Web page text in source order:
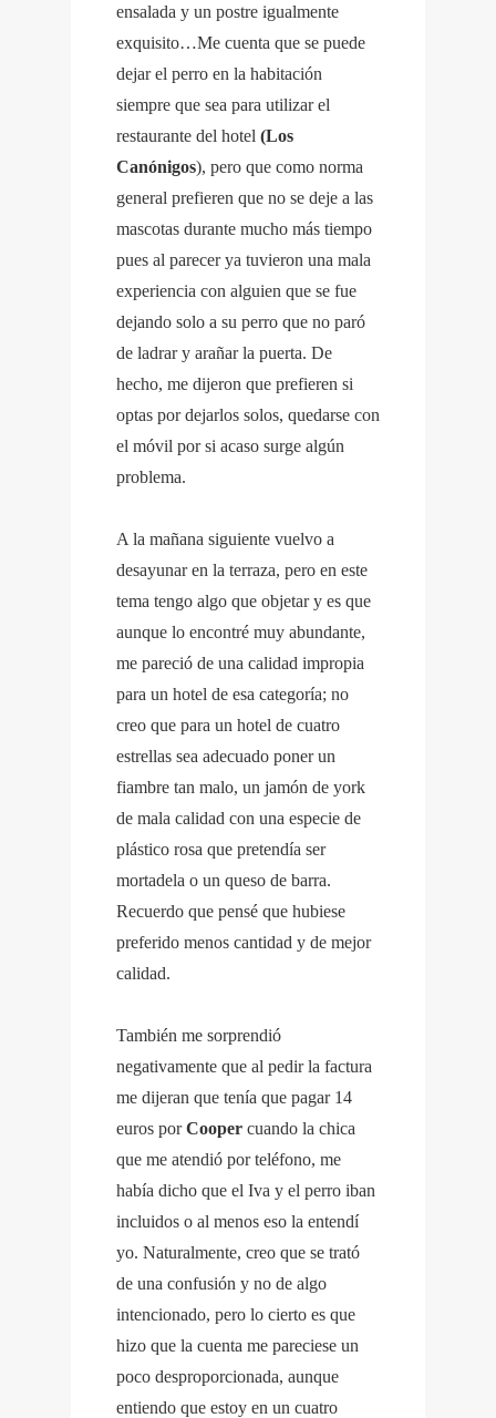
ensalada y un postre igualmente
exquisito…Me cuenta que se puede
dejar el perro en la habitación
siempre que sea para utilizar el
restaurante del hotel (Los
Canónigos), pero que como norma
general prefieren que no se deje a las
mascotas durante mucho más tiempo
pues al parecer ya tuvieron una mala
experiencia con alguien que se fue
dejando solo a su perro que no paró
de ladrar y arañar la puerta. De
hecho, me dijeron que prefieren si
optas por dejarlos solos, quedarse con
el móvil por si acaso surge algún
problema.
A la mañana siguiente vuelvo a
desayunar en la terraza, pero en este
tema tengo algo que objetar y es que
aunque lo encontré muy abundante,
me pareció de una calidad impropia
para un hotel de esa categoría; no
creo que para un hotel de cuatro
estrellas sea adecuado poner un
fiambre tan malo, un jamón de york
de mala calidad con una especie de
plástico rosa que pretendía ser
mortadela o un queso de barra.
Recuerdo que pensé que hubiese
preferido menos cantidad y de mejor
calidad.
También me sorprendió
negativamente que al pedir la factura
me dijeran que tenía que pagar 14
euros porCooper cuando la chica
que me atendió por teléfono, me
había dicho que el Iva y el perro iban
incluidos o al menos eso la entendí
yo. Naturalmente, creo que se trató
de una confusión y no de algo
intencionado, pero lo cierto es que
hizo que la cuenta me pareciese un
poco desproporcionada, aunque
entiendo que estoy en un cuatro